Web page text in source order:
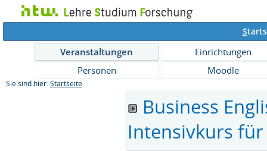
S
Veranstaltungen
Einrichtungen
Personen
Moodle
Sie sind hier: Startseite
Business
Intensivkurs